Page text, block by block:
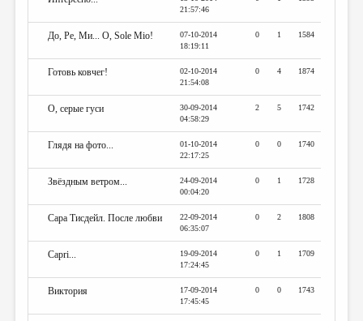
21:57:46
До, Ре, Ми... О, Sole Mio!
07-10-2014
18:19:11
0 1 1584
Готовь ковчег!
02-10-2014
21:54:08
0 4 1874
О, серые гуси
30-09-2014
04:58:29
2 5 1742
Глядя на фото...
01-10-2014
22:17:25
0 0 1740
Звёздным ветром...
24-09-2014
00:04:20
0 1 1728
Сара Тисдейл. После любви
22-09-2014
06:35:07
0 2 1808
Capri...
19-09-2014
17:24:45
0 1 1709
Виктория
17-09-2014
17:45:45
0 0 1743